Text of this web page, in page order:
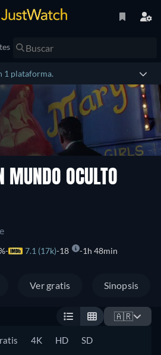
1 plataforma.
MUNDO OCULTO
7.1 (17k) 18 1h 48min
Ver gratis Sinopsis
🇦🇷
4K HD SD